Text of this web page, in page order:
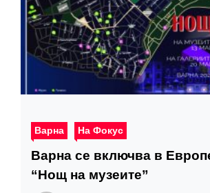
Варна На Фокус
Варна се включва в
“Нощ на музеите”